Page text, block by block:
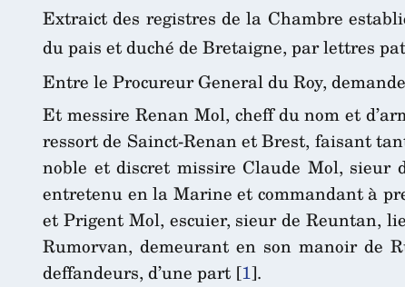
Extraict des registres de la Chambre
du pais et duché de Bretaigne, par lettres
Entre le Procureur General du Roy,
Et messire Renan Mol, cheff du nom et
ressort de Sainct-Renan et Brest, faisant
noble et discret missire Claude Mol, sieur
entretenu en la Marine et commandant à
et Prigent Mol, escuier, sieur de Reuntan,
Rumorvan, demeurant en son manoir de
deffandeurs, d’une part [1].